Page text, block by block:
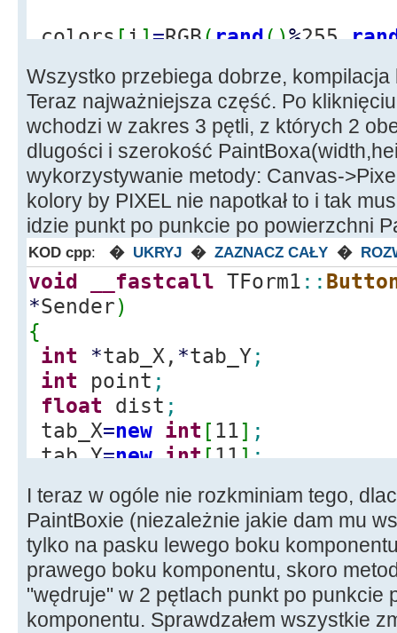
colors[i]=RGB(rand()%255,
}
float __fastcallTForm1::
a,int b,intc,intd)
{
floatvalue;
value=sqrt(1.*((a-c)*
d)));
returnvalue;
}
void
Sender)
Init(
;
tr_Position=TrackBar1
Label3->Caption=IntToStr(
}
----------------------------
void __fastcallTForm1::
*Sender
)
Wszystko przebiega dobrze,
Teraz najważniejsza część. Po
wchodzi w zakres 3 pętli, z których 2
dlugości i szerokość
wykorzystywanie metody: Canvas-
kolory by PIXEL nie napotkał to i tak
idzie punkt po punkcie po powierzchni
KOD cpp: � UKRYJ � ZAZNACZ CAŁY �
void __fastcall TForm1 ::
*Sender)
{
int
*tab_X, *tab_Y;
int point ;
float dist ;
tab_X=new int [ 11] ;
tab_Y=new int[11];
inti,j,k,x_Width,y_Height;
for(i=0 ;i<tr_Position;i++)
{
x_Width=1+rand()%PaintBox1-
y_Height =1+rand()%PaintBox1
I teraz w ogóle nie rozkminiam tego,
PaintBoxie (niezależnie jakie dam mu
tylko na pasku lewego boku
prawego boku komponentu, skoro
"wędruje" w 2 pętlach punkt po punkcie
komponentu. Sprawdzałem wszystkie